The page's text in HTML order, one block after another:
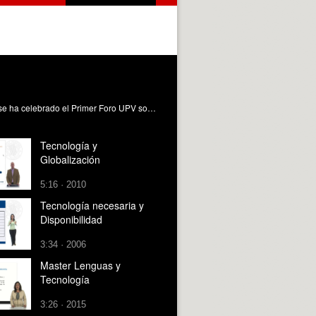
Con la finalidad de visibilizar la brecha de género y generar referentes femeninos en los campos científicos y tecnológicos se ha celebrado el Primer Foro UPV sobre Mujeres y Tecnología. El encuentro ha sido organizado por dataUPV, grupo de estudiantes de la Universitat Politècnica de València perteneciente a su programa Generación Espontánea, y la Cátedra de Transformación Digital, impulsada por Sothis.
Tecnología y
Globalización
5:16 · 2010
Tecnología necesaria y
Disponibilidad
3:34 · 2006
Master Lenguas y
Tecnología
3:26 · 2015